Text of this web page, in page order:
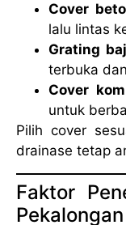
Cover
lalu lintas
Grating
terbuka
Cover
untuk
Pilih cover
drainase tetap
Faktor
Pekalongan